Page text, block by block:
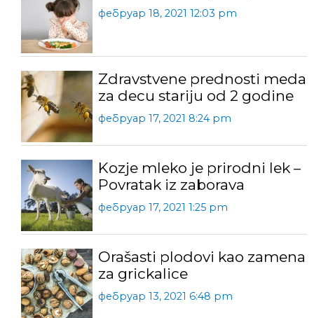
фебруар 18, 2021 12:03 pm
Zdravstvene prednosti meda
za decu stariju od 2 godine
фебруар 17, 2021 8:24 pm
Kozje mleko je prirodni lek –
Povratak iz zaborava
фебруар 17, 2021 1:25 pm
Orašasti plodovi kao zamena
za grickalice
фебруар 13, 2021 6:48 pm